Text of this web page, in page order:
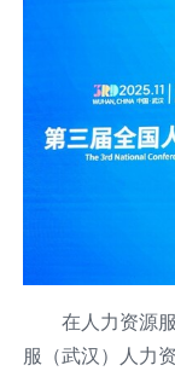
在人力资源
服（武汉）人力